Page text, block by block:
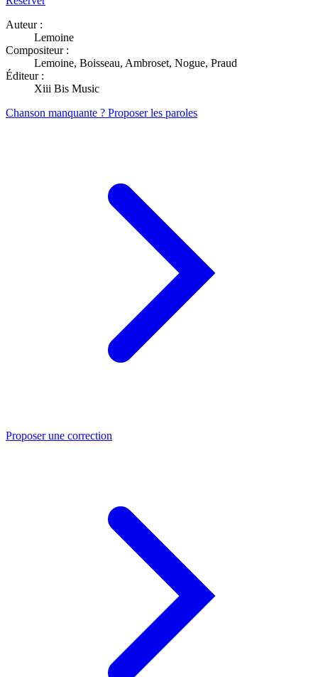
Auteur :
Lemoine
Compositeur :
Lemoine, Boisseau, Ambroset, Nogue, Praud
Éditeur :
Xiii Bis Music
Chanson manquante ? Proposer les paroles
Proposer une correction